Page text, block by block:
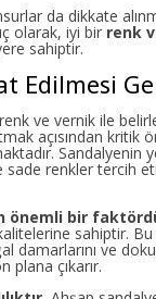
da dikkate
olarak, iyi bir renk
sahiptir.
Edilmesi
ve vernik ile
açısından kritik
Sandalyenin
renkler tercih
önemli bir
sahiptir.
damarlarını ve
plana çıkarır.